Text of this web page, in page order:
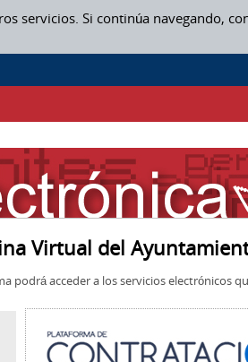
servicios. Si continúa navegando,
Virtual del
podrá acceder a los servicios electrónicos